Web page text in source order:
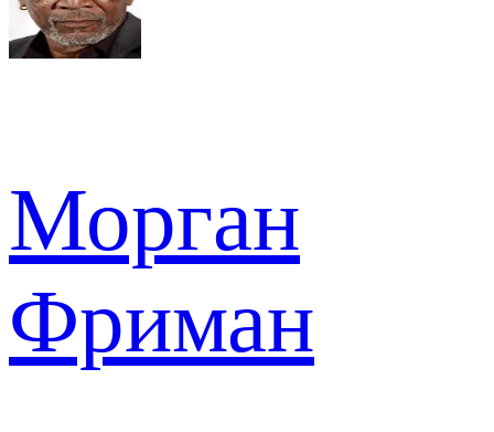
Морган
Фриман